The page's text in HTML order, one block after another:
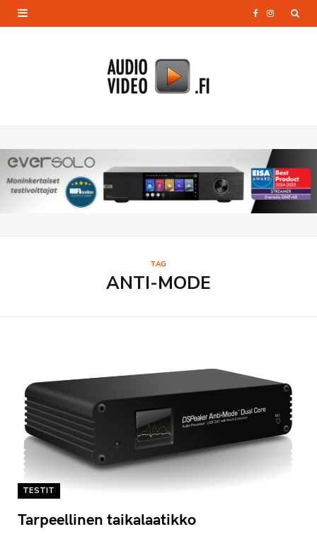
o
k
I
r
a
TAG
ANTI-MODE
TESTIT
Tarpeellinen taikalaatikko